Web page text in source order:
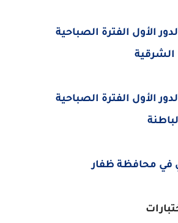
الأول الفترة الصباحية
الأول الفترة الصباحية
في محافظة ظفار